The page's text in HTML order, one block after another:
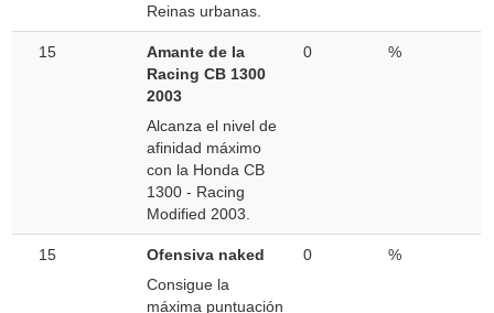
Reinas urbanas.
15
Amante de la
Racing CB 1300
2003
Alcanza el nivel de
afinidad máximo
con la Honda CB
1300 - Racing
Modified 2003.
0 %
15
Ofensiva naked
Consigue la
máxima puntuación
0 %